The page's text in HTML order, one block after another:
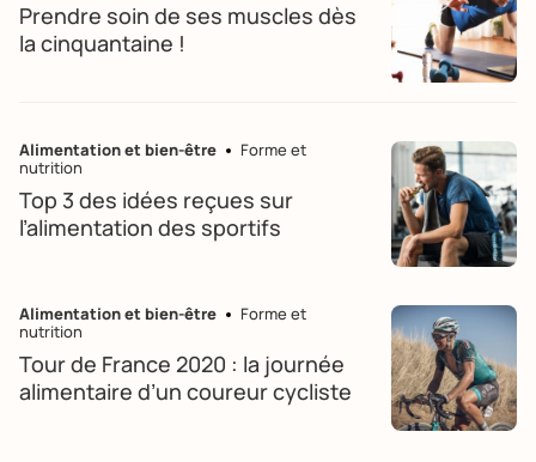
Prendre soin de ses muscles dès
la cinquantaine !
Alimentation et bien-être
Forme et
nutrition
Top 3 des idées reçues sur
l’alimentation des sportifs
Alimentation et bien-être
Forme et
nutrition
Tour de France 2020 : la journée
alimentaire d’un coureur cycliste